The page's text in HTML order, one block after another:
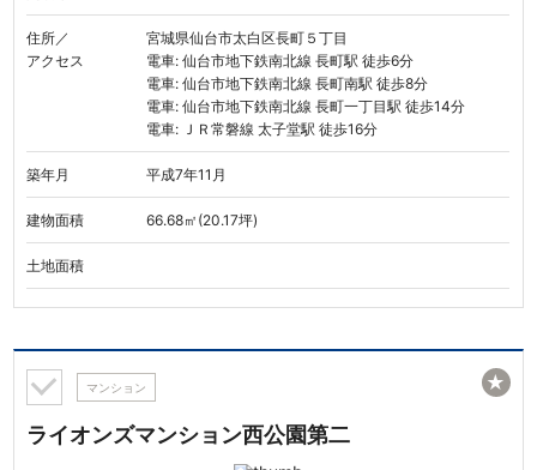
住所／
アクセス
宮城県仙台市太白区長町５丁目
電車: 仙台市地下鉄南北線 長町駅 徒歩6分
電車: 仙台市地下鉄南北線 長町南駅 徒歩8分
電車: 仙台市地下鉄南北線 長町一丁目駅 徒歩14分
電車: ＪＲ常磐線 太子堂駅 徒歩16分
築年月 平成7年11月
建物面積 66.68㎡(20.17坪)
土地面積
マンション
ライオンズマンション西公園第二
★